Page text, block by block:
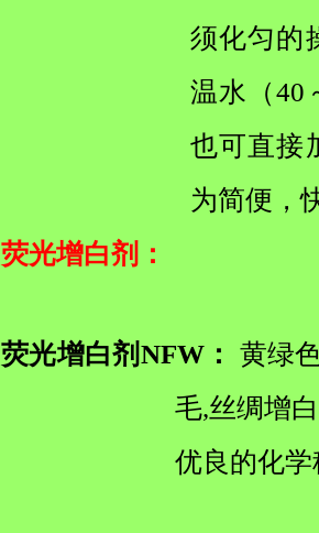
须化匀的
温水（40
也可直接
为简便，
荧光增白剂 ：
荧光增白剂NFW： 黄绿
毛,丝绸增白
优良的化